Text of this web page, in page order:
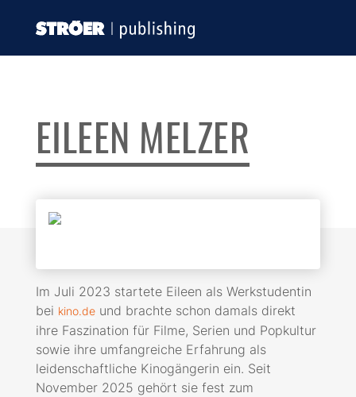
EILEEN MELZER
Im Juli 2023 startete Eileen als Werkstudentin
bei kino.deund brachte schon damals direkt
ihre Faszination für Filme, Serien und Popkultur
sowie ihre umfangreiche Erfahrung als
leidenschaftliche Kinogängerin ein. Seit
November 2025 gehört sie fest zum